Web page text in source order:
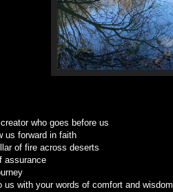
who goes before us
us forward in faith
of fire across deserts
assurance
us with your words of comfort and wisdom